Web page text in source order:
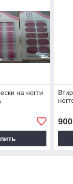
на ногти
900